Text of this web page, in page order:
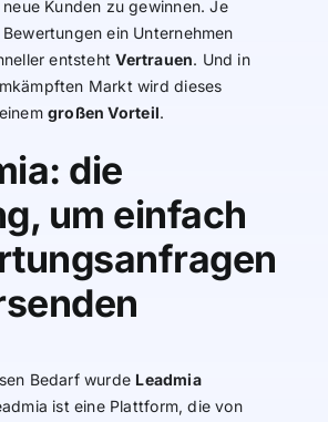
Kunden zu gewinnen. Je
ein Unternehmen
entstehtVertrauen. Und in
Markt wird dieses
großen Vorteil.
die
um einfach
Bedarf wurde Leadmia
ist eine Plattform, die von